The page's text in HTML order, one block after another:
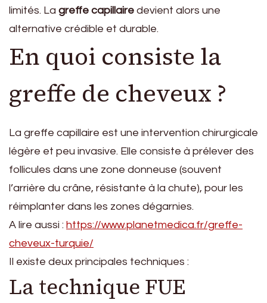
limités. La greffe capillaire devient alors une
alternative crédible et durable.
En quoi consiste la
greffe de cheveux ?
La greffe capillaire est une intervention chirurgicale
légère et peu invasive. Elle consiste à prélever des
follicules dans une zone donneuse (souvent
l’arrière du crâne, résistante à la chute), pour les
réimplanter dans les zones dégarnies.
A lire aussi : https://www.planetmedica.fr/greffe-
cheveux-turquie/
Il existe deux principales techniques :
La technique FUE